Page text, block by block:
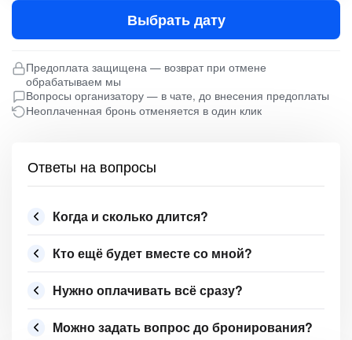
Выбрать дату
Предоплата защищена — возврат при отмене
обрабатываем мы
Вопросы организатору — в чате, до внесения предоплаты
Неоплаченная бронь отменяется в один клик
Ответы на вопросы
Когда и сколько длится?
Кто ещё будет вместе со мной?
Нужно оплачивать всё сразу?
Можно задать вопрос до бронирования?